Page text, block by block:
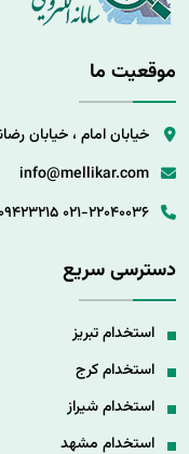
موقعیت ما
خیابان امام ، خیابان رضانژاد
info@mellikar.com
021-22040036
دسترسی سریع
استخدام تبریز
استخدام کرج
استخدام شیراز
استخدام مشهد